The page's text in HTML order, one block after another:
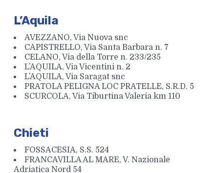
L’Aquila
AVEZZANO, Via Nuova snc
CAPISTRELLO, Via Santa Barbara n. 7
CELANO, Via della Torre n. 233/235
L’AQUILA, Via Vicentini n. 2
L’AQUILA, Via Saragat snc
PRATOLA PELIGNA LOC PRATELLE, S.R.D. 5
SCURCOLA, Via Tiburtina Valeria km 110
Chieti
FOSSACESIA, S.S. 524
FRANCAVILLA AL MARE, V. Nazionale
Adriatica Nord 54